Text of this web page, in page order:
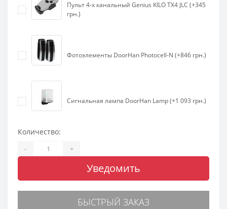
Пульт 4-х канальный Genius KILO TX4 JLC (+345
грн.)
Фотоэлементы DoorHan Photocell-N (+846 грн.)
Сигнальная лампа DoorHan Lamp (+1 093 грн.)
Количество:
- +
Уведомить
БЫСТРЫЙ ЗАКАЗ